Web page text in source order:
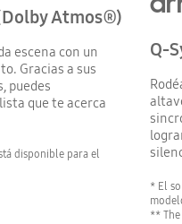
Atmos®)
escena con un
Gracias a sus
puedes
que te acerca
disponible para el
Q-
* El
**